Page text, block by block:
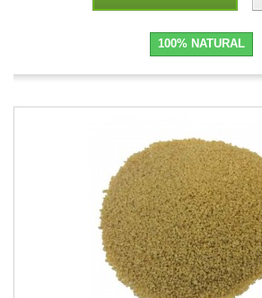
100% NATURAL